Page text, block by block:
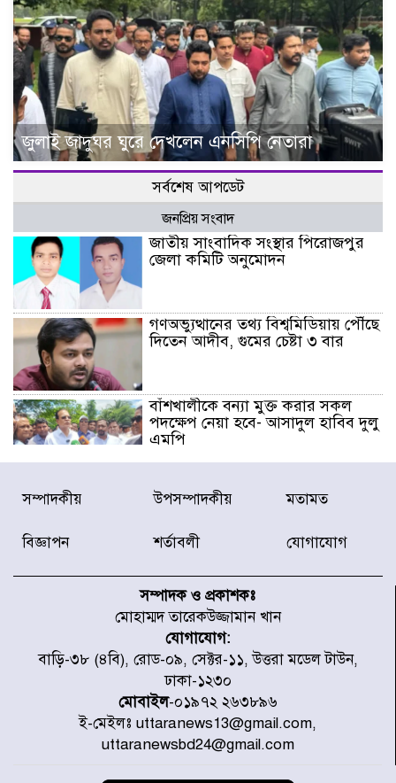
জুলাই জাদুঘর ঘুরে দেখলেন এনসিপি নেতারা
সর্বশেষ আপডেট
জনপ্রিয় সংবাদ
জাতীয় সাংবাদিক সংস্থার পিরোজপুর
জেলা কমিটি অনুমোদন
গণঅভ্যুত্থানের তথ্য বিশ্বমিডিয়ায় পৌঁছে
দিতেন আদীব, গুমের চেষ্টা ৩ বার
বাঁশখালীকে বন্যা মুক্ত করার সকল
পদক্ষেপ নেয়া হবে- আসাদুল হাবিব দুলু
এমপি
বিদ্যুৎ-জ্বালানি খাতে অস্থিরতা তৈরির
চেষ্টা করছে একটি চক্র : প্রধানমন্ত্রী
৫ আহত, চীনে বন্দর বন্ধ
চিকিৎসা খাতে জিডিপির ৫ শতাংশ
বরাদ্দের ঘোষণা স্থানীয় সরকার মন্ত্রীর
জুলাই জাদুঘর ঘুরে দেখলেন এনসিপি
নেতারা
সম্পাদকীয় উপসম্পাদকীয় মতামত
বিজ্ঞাপন শর্তাবলী যোগাযোগ
সম্পাদক ও প্রকাশকঃ
মোহাম্মদ তারেকউজ্জামান খান
যোগাযোগ:
বাড়ি-৩৮ (৪বি), রোড-০৯, সেক্টর-১১, উত্তরা মডেল টাউন,
ঢাকা-১২৩০
মোবাইল-০১৯৭২ ২৬৩৮৯৬
ই-মেইলঃ uttaranews13@gmail.com,
uttaranewsbd24@gmail.com